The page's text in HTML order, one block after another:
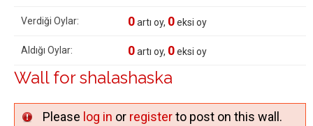
Verdiği Oylar: 0artı oy, 0eksi oy
Aldığı Oylar: 0artı oy, 0eksi oy
Wall for shalashaska
Please log in or registerto post on this wall.